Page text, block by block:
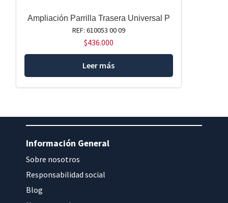
Ampliación Parrilla Trasera Universal P
REF: 610053 00 09
$436.000
Leer más
Información General
Sobre nosotros
Responsabilidad social
Blog